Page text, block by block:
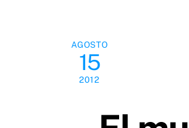
AGOSTO
15
2012